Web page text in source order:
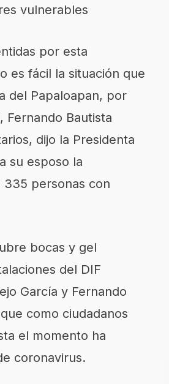
vulnerables
por esta
es fácil la situación que
del Papaloapan, por
Bautista
dijo la Presidenta
su esposo la
335 personas con
bocas y gel
del DIF
García y Fernando
como ciudadanos
el momento ha
coronavirus.